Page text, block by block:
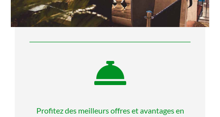
Profitez des meilleurs offres et avantages en